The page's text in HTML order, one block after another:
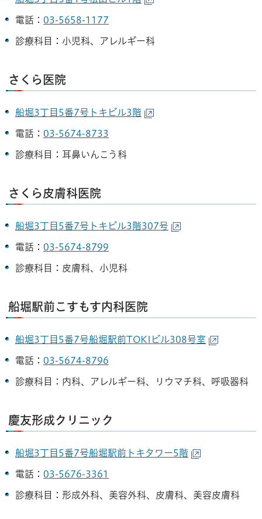
電話： 03-5658-1177
診療科目：小児科、アレルギー科
さくら医院
船堀3丁目5番7号トキビル3階
電話： 03-5674-8733
診療科目：耳鼻いんこう科
さくら皮膚科医院
船堀3丁目5番7号トキビル3階307号
電話： 03-5674-8799
診療科目：皮膚科、小児科
船堀駅前こすもす内科医院
船堀3丁目5番7号船堀駅前TOKIビル308号室
電話： 03-5674-8796
診療科目：内科、アレルギー科、リウマチ科、呼吸器科
慶友形成クリニック
船堀3丁目5番7号船堀駅前トキタワー5階
電話： 03-5676-3361
診療科目：形成外科、美容外科、皮膚科、美容皮膚科